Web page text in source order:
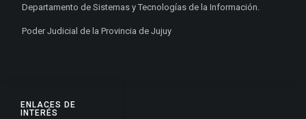
ENLACES DE
INTERÉS
Departamento de Sistemas y Tecnologías de la Información.
Poder Judicial de la Provincia de Jujuy